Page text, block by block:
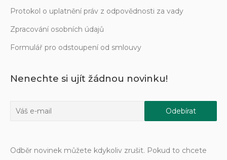
Protokol o uplatnění práv z odpovědnosti za vady
Zpracování osobních údajů
Formulář pro odstoupení od smlouvy
Nenechte si ujít žádnou novinku!
Odběr novinek můžete kdykoliv zrušit. Pokud to chcete